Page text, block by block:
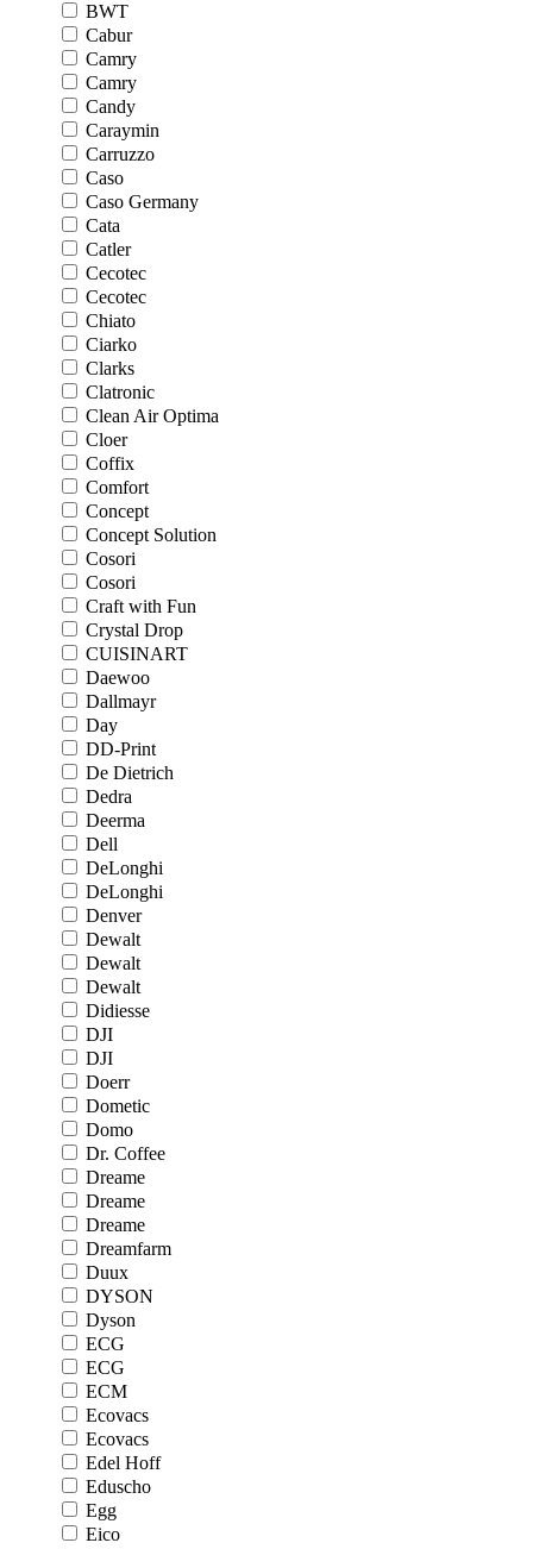
BWT
Cabur
Camry
Camry
Candy
Caraymin
Carruzzo
Caso
Caso Germany
Cata
Catler
Cecotec
Cecotec
Chiato
Ciarko
Clarks
Clatronic
Clean Air Optima
Cloer
Coffix
Comfort
Concept
Concept Solution
Cosori
Cosori
Craft with Fun
Crystal Drop
CUISINART
Daewoo
Dallmayr
Day
DD-Print
De Dietrich
Dedra
Deerma
Dell
DeLonghi
DeLonghi
Denver
Dewalt
Dewalt
Dewalt
Didiesse
DJI
DJI
Doerr
Dometic
Domo
Dr. Coffee
Dreame
Dreame
Dreame
Dreamfarm
Duux
DYSON
Dyson
ECG
ECG
ECM
Ecovacs
Ecovacs
Edel Hoff
Eduscho
Egg
Eico